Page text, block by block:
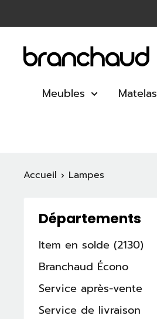
au
contenuBranchaud
Meubles Matelas
Accueil Lampes
Départements
Item en solde (2130)
Branchaud Écono
Service après-vente
Service de livraison